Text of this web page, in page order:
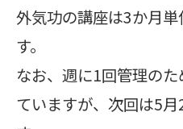
外気功の講座は3か月
す。
なお、週に1回管理の
ていますが、次回は5